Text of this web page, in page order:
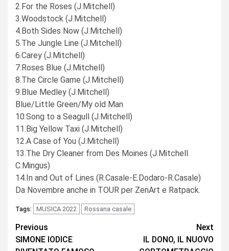
2.For the Roses (J.Mitchell)
3.Woodstock (J.Mitchell)
4.Both Sides Now (J.Mitchell)
5.The Jungle Line (J.Mitchell)
6.Carey (J.Mitchell)
7.Roses Blue (J.Mitchell)
8.The Circle Game (J.Mitchell)
9.Blue Medley (J.Mitchell)
Blue/Little Green/My old Man
10.Song to a Seagull (J.Mitchell)
11.Big Yellow Taxi (J.Mitchell)
12.A Case of You (J.Mitchell)
13.The Dry Cleaner from Des Moines (J.Mitchell
C.Mingus)
14.In and Out of Lines (R.Casale-E.Dodaro-R.Casale)
Da Novembre anche in TOUR per ZenArt e Ratpack.
Tags: MUSICA 2022 Rossana casale
Continue
Reading
Previous
SIMONE IODICE
Next
IL DONO, IL NUOVO